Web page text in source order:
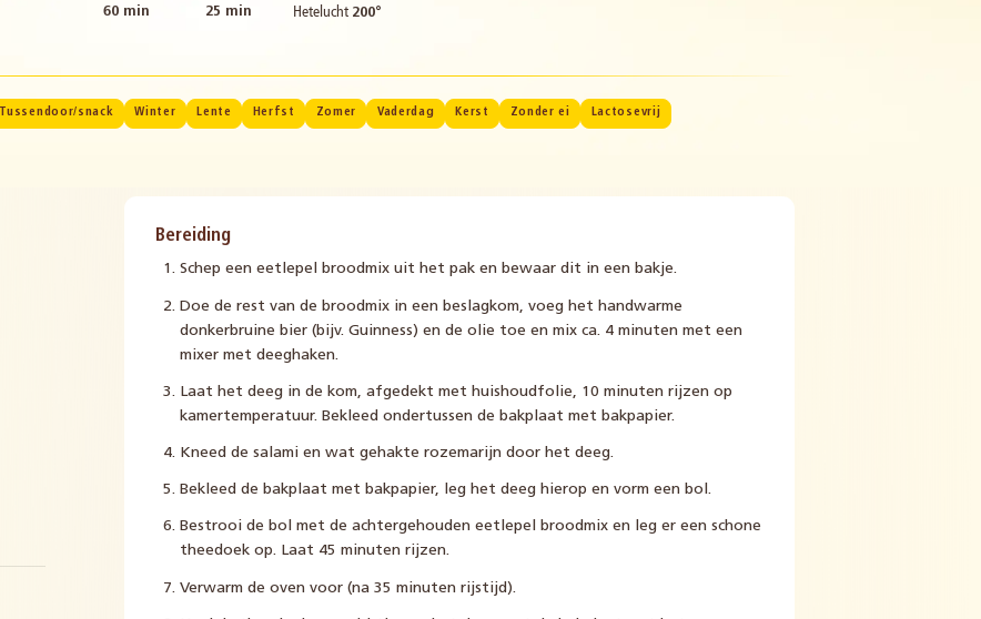
60 min 25 min
Hetelucht 200°
Tussendoor/snack Winter Lente Herfst Zomer Vaderdag Kerst Zonder ei Lactosevrij
Bereiding
Schep een eetlepel broodmix uit het pak en bewaar dit in een bakje.
Doe de rest van de broodmix in een beslagkom, voeg het handwarme
donkerbruine bier (bijv. Guinness) en de olie toe en mix ca. 4 minuten met een
mixer met deeghaken.
Laat het deeg in de kom, afgedekt met huishoudfolie, 10 minuten rijzen op
kamertemperatuur. Bekleed ondertussen de bakplaat met bakpapier.
Kneed de salami en wat gehakte rozemarijn door het deeg.
Bekleed de bakplaat met bakpapier, leg het deeg hierop en vorm een bol.
Bestrooi de bol met de achtergehouden eetlepel broodmix en leg er een schone
theedoek op. Laat 45 minuten rijzen.
Verwarm de oven voor (na 35 minuten rijstijd).